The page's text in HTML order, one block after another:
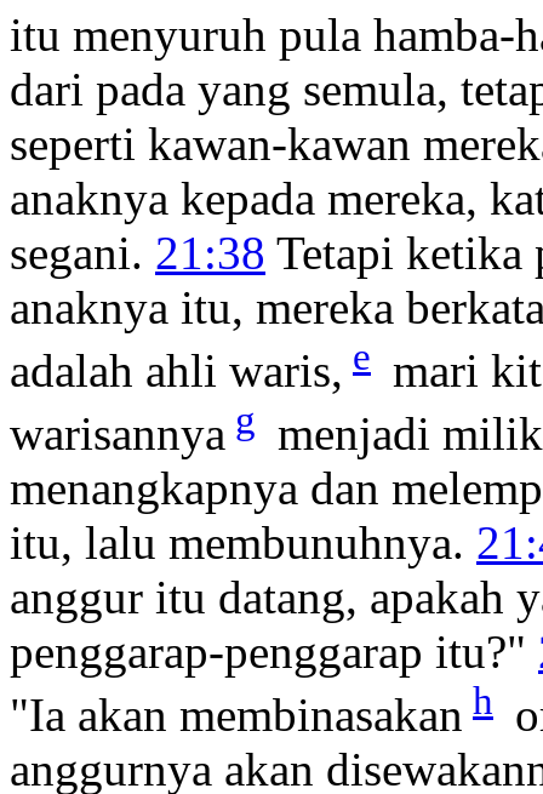
itu menyuruh pula hamba-
dari pada yang semula,
seperti kawan-kawan
anaknya kepada mereka,
segani. 21:38 Tetapi ketika
anaknya itu, mereka
adalah ahli waris, e mari
warisannya g menjadi
menangkapnya dan
itu, lalu membunuhnya.
anggur itu datang, apakah
penggarap-penggarap itu?"
"Ia akan membinasakan h
anggurnya akan